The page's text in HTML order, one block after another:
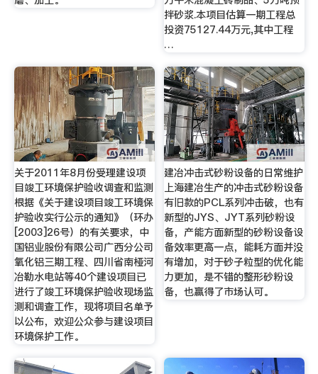
拌砂浆.本项目估算一期工程总
投资75127.44万元,其中工程
…
关于2011年8月份受理建设项
目竣工环境保护验收调查和监测
根据《关于建设项目竣工环境保
护验收实行公示的通知》（环办
[2003]26号）的有关要求，中
国铝业股份有限公司广西分公司
氧化铝三期工程、四川省南桠河
冶勒水电站等40个建设项目已
进行了竣工环境保护验收现场监
测和调查工作，现将项目名单予
以公布，欢迎公众参与建设项目
环境保护工作。
建冶冲击式砂粉设备的日常维护
上海建冶生产的冲击式砂粉设备
有旧款的PCL系列冲击破，也有
新型的JYS、JYT系列砂粉设
备，产能方面新型的砂粉设备设
备效率更高一点，能耗方面并没
有增加，对于砂子粒型的优化能
力更加，是不错的整形砂粉设
备，也赢得了市场认可。